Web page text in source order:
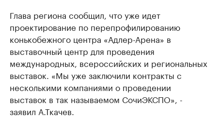
Глава региона сообщил, что уже идет
проектирование по перепрофилированию
конькобежного центра «Адлер-Арена» в
выставочный центр для проведения
международных, всероссийских и региональных
выставок. «Мы уже заключили контракты с
несколькими компаниями о проведении
выставок в так называемом СочиЭКСПО», -
заявил А.Ткачев.